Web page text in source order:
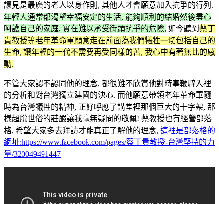
讓見是最廣的老人以身作則, 其他人才會願意加入抗爭的行列.
年輕人通常都渴望幸福安定的生活, 能夠順利的結婚然後盡心
呵護自己的家庭, 實在難以承受街頭抗爭的危險, 如今聽到 蔡丁
貴教授等老年革命軍願意走在前面為我們犧牲一切包括自己的
生命, 讓年輕的一代不需要再受同樣的苦, 我心中有著無比的感
動.
不管大家認不認同他的理念, 都很難不欣賞他對時事鞭辟入裡
的分析和對台灣獨立建國的決心. 而他願意帶領老年革命軍隨
時為台灣犧牲的精神, 正好呼應了講堂裡那個巨大的十字架, 那
樣超脫世俗的莊嚴讓我毫無疑問的敬佩! 蔡教授也有經營部落
格, 希望大家多去拜訪才能真正了解他的理念, 這裡是部落格的
網址:https://www.facebook.com/pages/蔡丁貴教授-台灣堅持的力
量/320049491447